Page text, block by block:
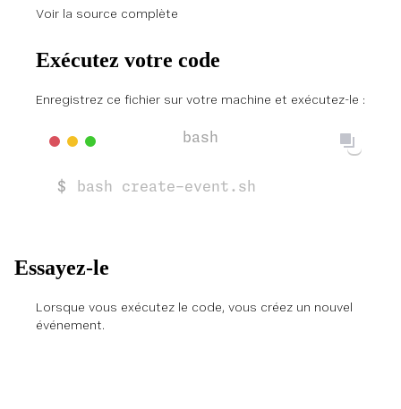
Voir la source complète
Exécutez votre code
Enregistrez ce fichier sur votre machine et exécutez-le :
bash create-event.sh
Essayez-le
Lorsque vous exécutez le code, vous créez un nouvel
événement.